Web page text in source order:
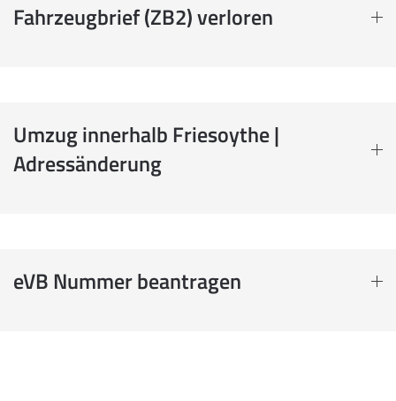
Fahrzeugbrief (ZB2) verloren
Umzug innerhalb Friesoythe |
Adressänderung
eVB Nummer beantragen